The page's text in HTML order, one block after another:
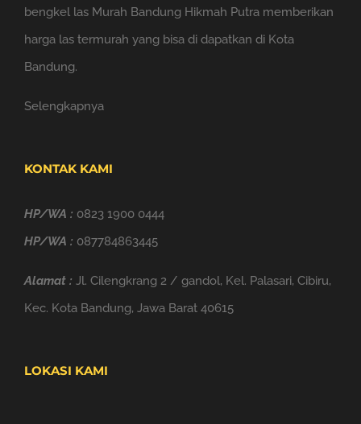
bengkel las Murah Bandung Hikmah Putra memberikan
harga las termurah yang bisa di dapatkan di Kota
Bandung.
Selengkapnya
KONTAK KAMI
HP/WA : 0823 1900 0444
HP/WA : 087784863445
Alamat : Jl. Cilengkrang 2 / gandol, Kel. Palasari, Cibiru,
Kec. Kota Bandung, Jawa Barat 40615
LOKASI KAMI